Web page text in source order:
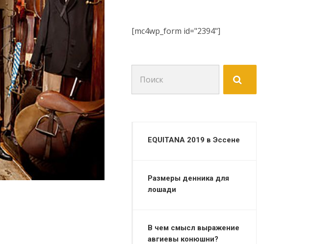
[mc4wp_form id="2394"]
для:
EQUITANA 2019 в Эссене
Размеры денника для
лошади
В чем смысл выражение
авгиевы конюшни?